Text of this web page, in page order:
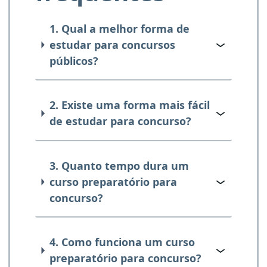
1. Qual a melhor forma de
estudar para concursos
públicos?
2. Existe uma forma mais fácil
de estudar para concurso?
3. Quanto tempo dura um
curso preparatório para
concurso?
4. Como funciona um curso
preparatório para concurso?